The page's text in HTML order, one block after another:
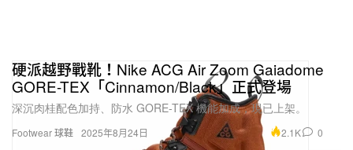
Footwear 球鞋
硬派越野戰靴！Nike ACG Air Zoom Gaiadome
GORE-TEX「Cinnamon/Black」正式登場
深沉肉桂配色加持、防水 GORE-TEX 機能加成，現已上架。
2025年8月24日 2.1K 0